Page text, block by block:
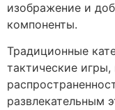
изображение и
компоненты.
Традиционные
тактические
развлекательным